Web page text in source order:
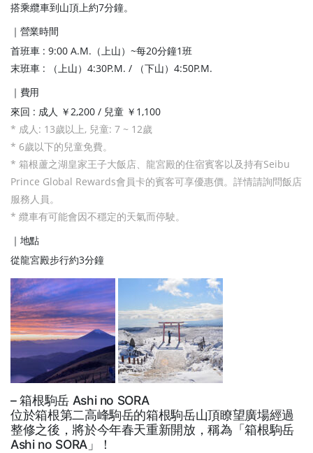
搭乘纜車到山頂上約7分鐘。
｜營業時間
首班車 : 9:00 A.M.（上山）~每20分鐘1班
末班車 : （上山）4:30P.M. / （下山）4:50P.M.
｜費用
來回 : 成人 ￥2,200 / 兒童 ￥1,100
* 成人: 13歲以上, 兒童: 7 ~ 12歲
* 6歲以下的兒童免費。
* 箱根蘆之湖皇家王子大飯店、龍宮殿的住宿賓客以及持有Seibu
Prince Global Rewards會員卡的賓客可享優惠價。詳情請詢問飯店
服務人員。
* 纜車有可能會因不穩定的天氣而停駛。
｜地點
從龍宮殿步行約3分鐘
– 箱根駒岳 Ashi no SORA
位於箱根第二高峰駒岳的箱根駒岳山頂瞭望廣場經過
整修之後，將於今年春天重新開放，稱為「箱根駒岳
Ashi no SORA」！